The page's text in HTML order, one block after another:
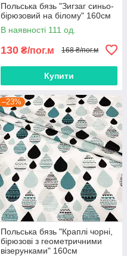
Польська бязь "Зигзаг синьо-
бірюзовий на білому" 160см
В наявності 111 од.
130 ₴/пог.м 168 ₴/пог.м
Купити
–23%
Польська бязь "Краплі чорні,
бірюзові з геометричними
візерунками" 160см